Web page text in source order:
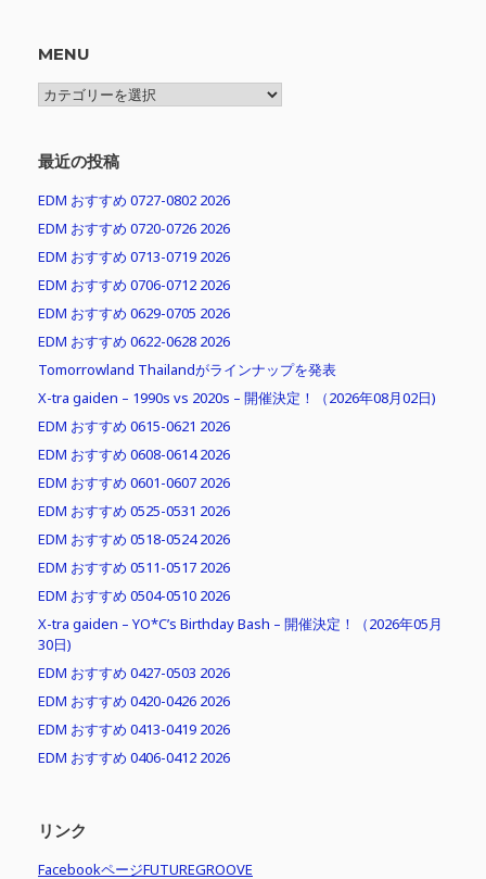
MENU
MENU
最近の投稿
EDM おすすめ 0727-0802 2026
EDM おすすめ 0720-0726 2026
EDM おすすめ 0713-0719 2026
EDM おすすめ 0706-0712 2026
EDM おすすめ 0629-0705 2026
EDM おすすめ 0622-0628 2026
Tomorrowland Thailandがラインナップを発表
X-tra gaiden – 1990s vs 2020s – 開催決定！（2026年08月02日)
EDM おすすめ 0615-0621 2026
EDM おすすめ 0608-0614 2026
EDM おすすめ 0601-0607 2026
EDM おすすめ 0525-0531 2026
EDM おすすめ 0518-0524 2026
EDM おすすめ 0511-0517 2026
EDM おすすめ 0504-0510 2026
X-tra gaiden – YO*C’s Birthday Bash – 開催決定！（2026年05月
30日)
EDM おすすめ 0427-0503 2026
EDM おすすめ 0420-0426 2026
EDM おすすめ 0413-0419 2026
EDM おすすめ 0406-0412 2026
リンク
FacebookページFUTUREGROOVE